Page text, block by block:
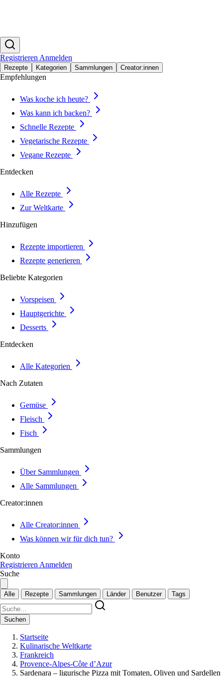
Registrieren Anmelden
Rezepte Kategorien Sammlungen Creator:innen
Empfehlungen
Was koche ich heute?
Was kann ich backen?
Schnelle Rezepte
Vegetarische Rezepte
Vegane Rezepte
Entdecken
Alle Rezepte
Zur Weltkarte
Hinzufügen
Rezepte importieren
Rezepte generieren
Beliebte Kategorien
Vorspeisen
Hauptgerichte
Desserts
Entdecken
Alle Kategorien
Nach Zutaten
Gemüse
Fleisch
Fisch
Sammlungen
Über Sammlungen
Alle Sammlungen
Creator:innen
Alle Creator:innen
Was können wir für dich tun?
Konto
Registrieren Anmelden
Suche
Alle Rezepte Sammlungen Länder Benutzer Tags
Suchen
Startseite
Kulinarische Weltkarte
Frankreich
Provence-Alpes-Côte d’Azur
Sardenara – ligurische Pizza mit Tomaten, Oliven und Sardellen